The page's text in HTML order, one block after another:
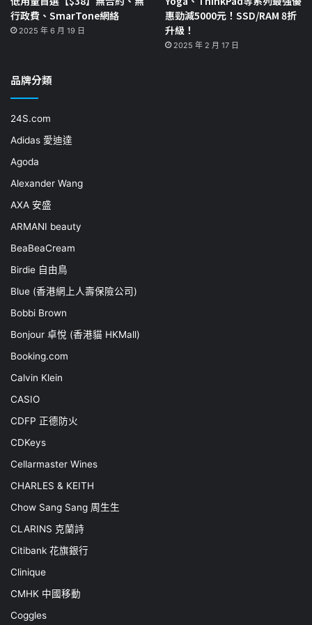
行政費、SmarTone網絡
2025 年 6 月 19 日
惠勁減5000元！SSD/RAM 8折
升級！
2025 年 2 月 17 日
品牌分類
24S.com
Adidas 愛迪達
Agoda
Alexander Wang
AXA 安盛
ARMANI beauty
BeaBeaCream
Birdie 自由鳥
Blue (香港網上人壽保險公司)
Bobbi Brown
Bonjour 卓悅 (香港貓 HKMall)
Booking.com
Calvin Klein
CASIO
CDFP 正德防火
CDKeys
Cellarmaster Wines
CHARLES & KEITH
Chow Sang Sang 周生生
CLARINS 克蘭詩
Citibank 花旗銀行
Clinique
CMHK 中國移動
Coggles